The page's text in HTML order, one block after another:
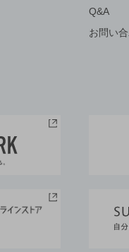
Q&A
お問い